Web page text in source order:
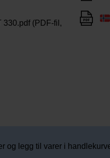
330.pdf (PDF-fil,
og legg til varer i